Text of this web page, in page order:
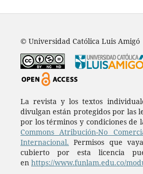
© Universidad Católica Luis Amigó
La revista y los textos
divulgan están protegidos por las
por los términos y condiciones de
Commons Atribución-No
Internacional. Permisos que
cubierto por esta licencia
en https://www.funlam.edu.co/